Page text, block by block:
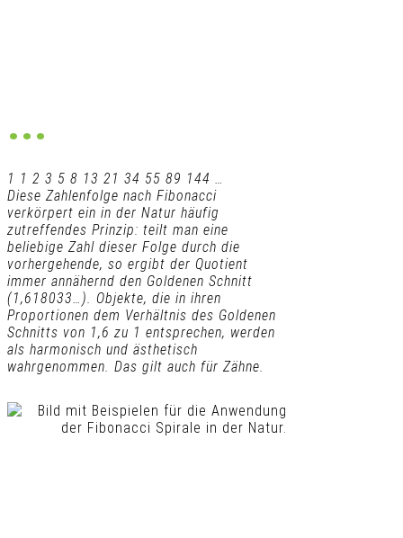
...
1 1 2 3 5 8 13 21 34 55 89 144 …
Diese Zahlenfolge nach Fibonacci
verkörpert ein in der Natur häufig
zutreffendes Prinzip: teilt man eine
beliebige Zahl dieser Folge durch die
vorhergehende, so ergibt der Quotient
immer annähernd den Goldenen Schnitt
(1,618033…). Objekte, die in ihren
Proportionen dem Verhältnis des Goldenen
Schnitts von 1,6 zu 1 entsprechen, werden
als harmonisch und ästhetisch
wahrgenommen. Das gilt auch für Zähne.